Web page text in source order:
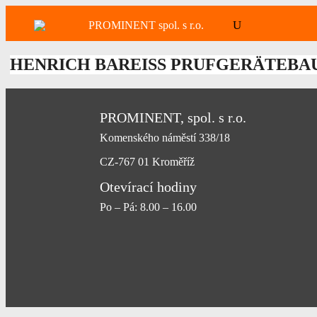
HENRICH BAREISS
PROMINENT, spol. s r.o.
Komenského náměstí 338/18
CZ-767 01 Kroměříž
Otevírací hodiny
Po – Pá: 8.00 – 16.00